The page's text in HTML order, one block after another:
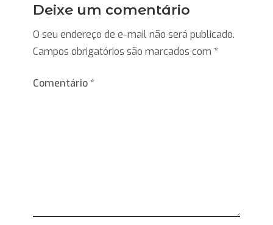
Deixe um comentário
O seu endereço de e-mail não será publicado.
Campos obrigatórios são marcados com *
Comentário*